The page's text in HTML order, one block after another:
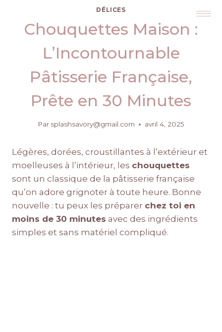
DÉLICES
Chouquettes Maison :
L’Incontournable
Pâtisserie Française,
Prête en 30 Minutes
Par splashsavory@gmail.com avril 4, 2025
Légères, dorées, croustillantes à l’extérieur et
moelleuses à l’intérieur, les chouquettes
sont un classique de la pâtisserie française
qu’on adore grignoter à toute heure. Bonne
nouvelle : tu peux les préparer chez toi en
moins de 30 minutes avec des ingrédients
simples et sans matériel compliqué.